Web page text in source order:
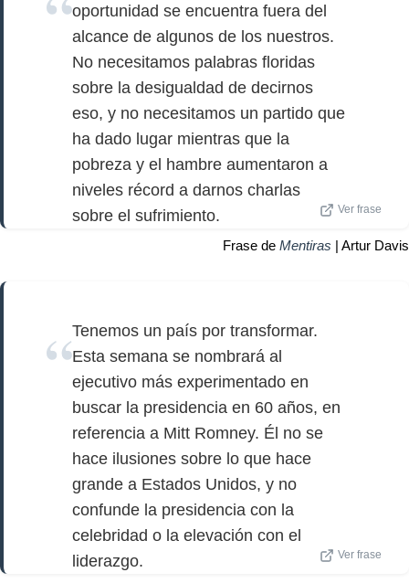
oportunidad se encuentra fuera del
alcance de algunos de los nuestros.
No necesitamos palabras floridas
sobre la desigualdad de decirnos
eso, y no necesitamos un partido que
ha dado lugar mientras que la
pobreza y el hambre aumentaron a
niveles récord a darnos charlas
sobre el sufrimiento.
Ver frase
Frase de Mentiras | Artur Davis
Tenemos un país por transformar.
Esta semana se nombrará al
ejecutivo más experimentado en
buscar la presidencia en 60 años, en
referencia a Mitt Romney. Él no se
hace ilusiones sobre lo que hace
grande a Estados Unidos, y no
confunde la presidencia con la
celebridad o la elevación con el
liderazgo.
Ver frase